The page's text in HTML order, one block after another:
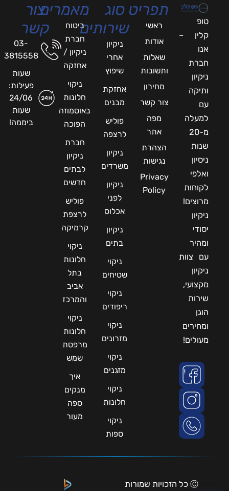
טופ
קלין –
אנו
חברת
ניקיון
ותיקה
עם
למעלה
מ-20
שנות
ניסיון
ואלפי
לקוחות
מרוצים!
ניקיון
יסודי
ומהיר
עם צוות
ניקיון
מקצועי,
שירות
הוגן
ומחירים
מעולים!
תפריט
ראשי
אודות
שאלות
ותשובות
מחירון
צור קשר
מפה
אתר
הצהרת
נגישות
Privacy
Policy
סוג
שירותים
ניקיון
אחרי
שיפוץ
אחזקת
מבנים
פוליש
לרצפה
ניקיון
משרדים
ניקיון
לפני
אכלוס
ניקיון
בתים
ניקוי
שטיחים
ניקוי
ריפודים
ניקוי
מזרונים
ניקוי
מזגנים
ניקוי
חלונות
ניקוי
ספות
מאמרים
ביטוח
חברת
ניקיון /
אחזקה
ניקוי
חלונות
באוסמוזה
הפוכה
חברת
ניקיון
לבתים
חדשים
פוליש
לרצפת
קרמיקה
ניקוי
חלונות
בתל
אביב
והמרכז
ניקוי
חלונות
מרפסת
שמש
איך
מנקים
ספה
מעור
צור
קשר
03-
3815558
שעות
פעילות:
24/06
שעות
ביממה!
Ⓒ כל הזכויות שמורות